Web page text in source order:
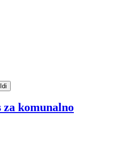
Idi
za komunalno